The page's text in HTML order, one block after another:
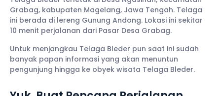
Grabag, kabupaten Magelang, Jawa Tengah. Telaga
ini berada di lereng Gunung Andong. Lokasi ini sekitar
10 menit perjalanan dari Pasar Desa Grabag.
Untuk menjangkau Telaga Bleder pun saat ini sudah
banyak papan informasi yang akan menuntun
pengunjung hingga ke obyek wisata Telaga Bleder.